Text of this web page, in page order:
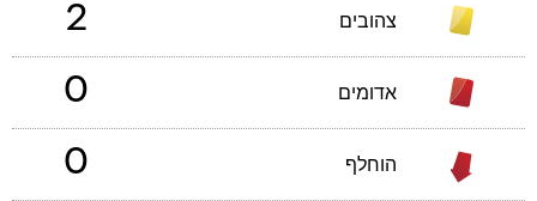
צהובים 2
אדומים 0
הוחלף 0